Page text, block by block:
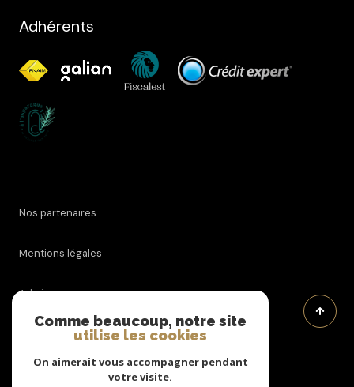
Adhérents
Nos partenaires
Mentions légales
Admin
Nos honoraires
Comme beaucoup, notre site
utilise les cookies
On aimerait vous accompagner pendant
votre visite.